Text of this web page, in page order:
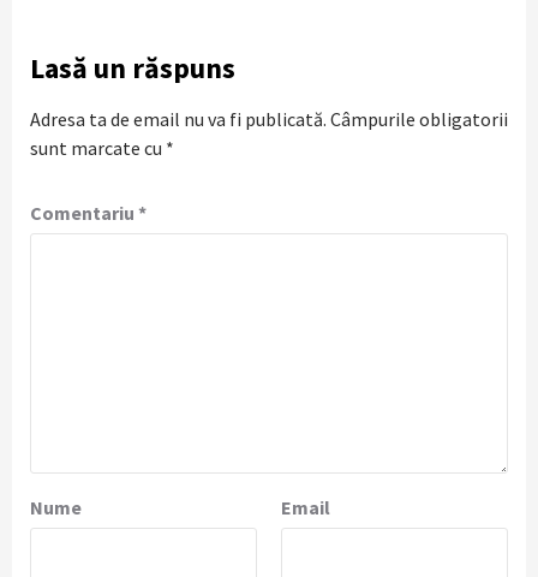
Lasă un răspuns
Adresa ta de email nu va fi publicată. Câmpurile obligatorii
sunt marcate cu *
Comentariu *
Nume Email